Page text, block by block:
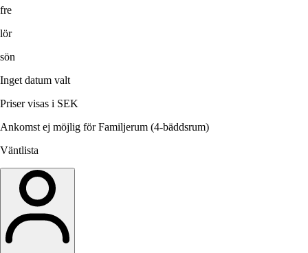
fre
lör
sön
Inget datum valt
Priser visas i SEK
Ankomst ej möjlig för Familjerum (4-bäddsrum)
Väntlista